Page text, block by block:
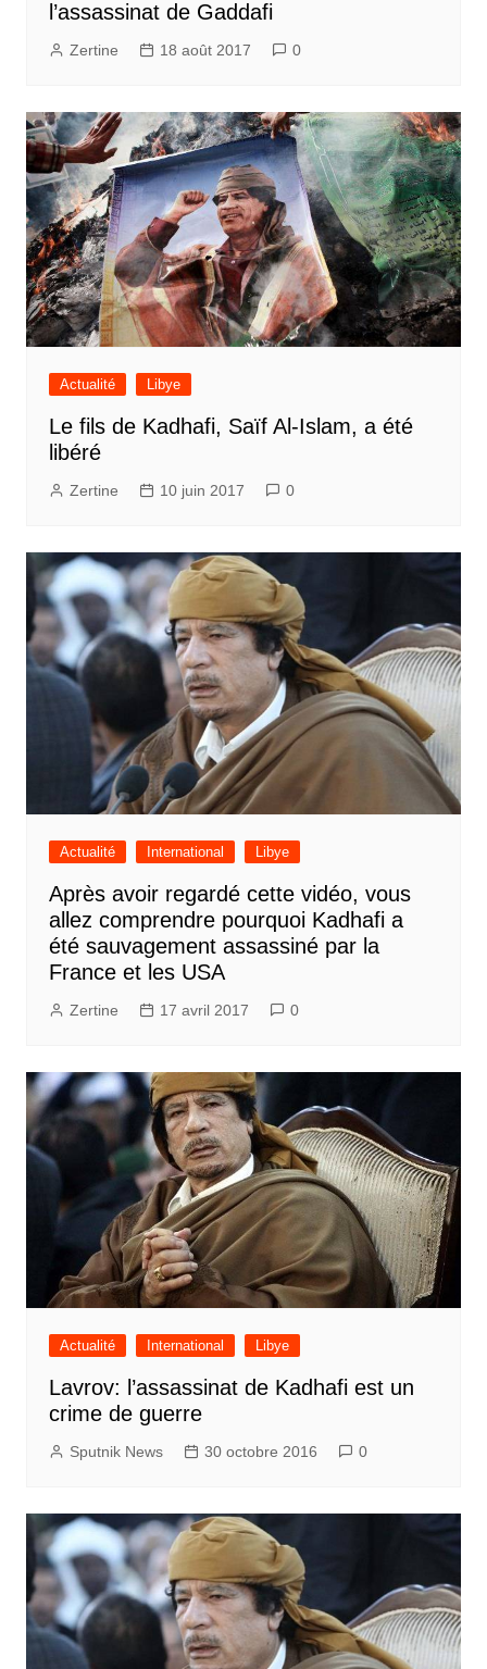
l’assassinat de Gaddafi
Zertine 18 août 2017 0
Actualité Libye
Le fils de Kadhafi, Saïf Al-Islam, a été
libéré
Zertine 10 juin 2017 0
Actualité International Libye
Après avoir regardé cette vidéo, vous
allez comprendre pourquoi Kadhafi a
été sauvagement assassiné par la
France et les USA
Zertine 17 avril 2017 0
Actualité International Libye
Lavrov: l’assassinat de Kadhafi est un
crime de guerre
Sputnik News 30 octobre 2016 0